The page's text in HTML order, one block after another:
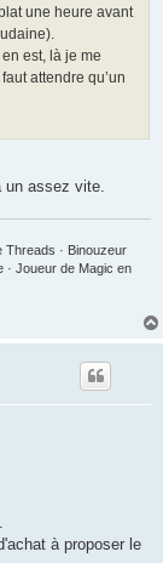
une heure avant
est, là je me
attendre qu’un
un assez vite.
Threads · Binouzeur
· Joueur de Magic en
à proposer le